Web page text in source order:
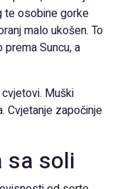
te osobine gorke
malo ukošen. To
Suncu, a
Muški
Cvjetanje započinje
sa soli